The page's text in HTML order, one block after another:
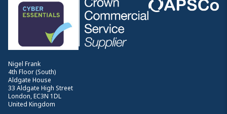
Nigel Frank
4th Floor (South)
Aldgate House
33 Aldgate High Street
London, EC3N 1DL
United Kingdom